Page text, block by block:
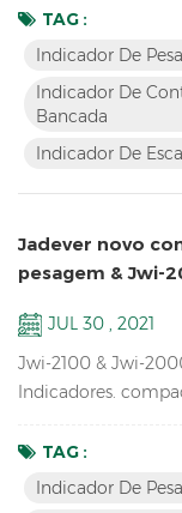
700P Maior display
exibição
TAG :
Indicador De
Indicador De
Bancada
Indicador De
Jadever novo
pesagem & Jwi-
JUL 30 , 2021
Jwi-2100 & Jwi-
Indicadores.
exclusivo, conexões
produção,
TAG :
Indicador De